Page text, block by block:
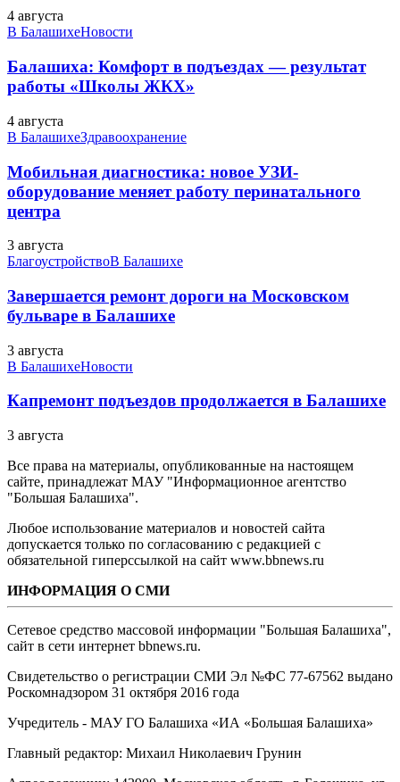
4 августа
В БалашихеНовости
Балашиха: Комфорт в подъездах — результат
работы «Школы ЖКХ»
4 августа
В БалашихеЗдравоохранение
Мобильная диагностика: новое УЗИ-
оборудование меняет работу перинатального
центра
3 августа
БлагоустройствоВ Балашихе
Завершается ремонт дороги на Московском
бульваре в Балашихе
3 августа
В БалашихеНовости
Капремонт подъездов продолжается в Балашихе
3 августа
Все права на материалы, опубликованные на настоящем
сайте, принадлежат МАУ "Информационное агентство
"Большая Балашиха".
Любое использование материалов и новостей сайта
допускается только по согласованию с редакцией с
обязательной гиперссылкой на сайт www.bbnews.ru
ИНФОРМАЦИЯ О СМИ
Сетевое средство массовой информации "Большая Балашиха",
сайт в сети интернет bbnews.ru.
Свидетельство о регистрации СМИ Эл №ФС ‎77-67562 выдано
Роскомнадзором 31 октября 2016 года
Учредитель - МАУ ГО Балашиха «ИА «Большая Балашиха»
Главный редактор: Михаил Николаевич Грунин